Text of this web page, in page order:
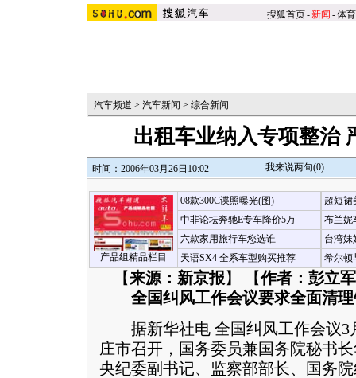
搜狐首页-新闻 -体育
汽车频道 > 汽车新闻 > 综合新闻
出租车业纳入专项整治
时间：2006年03月26日10:02 我来说两句(0)
产品组精品栏目
08款300C谍照曝光(图)
中非论坛奔驰E专车降价5万
六款家用旅行车您选谁
天语SX4 全系车型购买推荐
超短裙
布兰妮
台湾妹
希尔顿
【来源：新京报 】 【作者：彭立军
全国纠风工作会议要求全面清
据新华社电 全国纠风工作会议3
庄市召开，国务委员兼国务院秘书
央纪委副书记、监察部部长、国务